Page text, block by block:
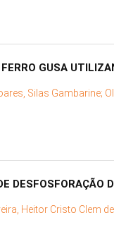
GUSA
Silas Gambarine;
DESFOSFORAÇÃO
Heitor Cristo Clem